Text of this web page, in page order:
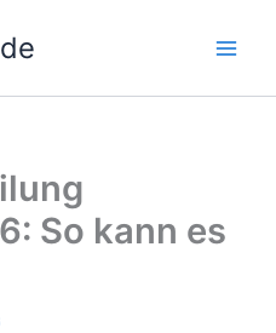
So kann es